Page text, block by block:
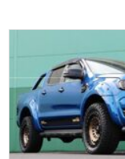
không, dùng được